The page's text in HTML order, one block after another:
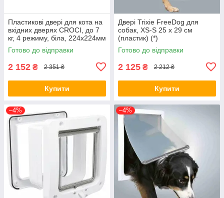
Пластикові двері для кота на
вхідних дверях CROCI, до 7
кг, 4 режиму, біла, 224х224мм
(без тунеля) (*)
Готово до відправки
2 152 ₴ 2 351 ₴
Купити
Двері Trixie FreeDog для
собак, XS-S 25 x 29 см
(пластик) (*)
Готово до відправки
2 125 ₴ 2 212 ₴
Купити
–4% –4%